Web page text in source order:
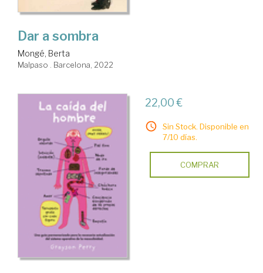
Dar a sombra
Mongé, Berta
Malpaso . Barcelona, 2022
22,00 €
Sin Stock. Disponible en
7/10 días.
COMPRAR